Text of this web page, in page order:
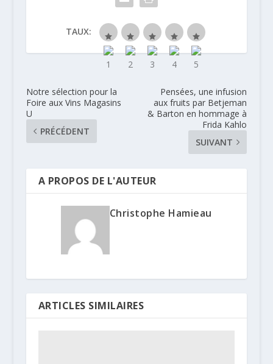
TAUX:
Notre sélection pour la
Foire aux Vins Magasins
U
PRÉCÉDENT
Pensées, une infusion
aux fruits par Betjeman
& Barton en hommage à
Frida Kahlo
SUIVANT
A PROPOS DE L'AUTEUR
Christophe Hamieau
ARTICLES SIMILAIRES